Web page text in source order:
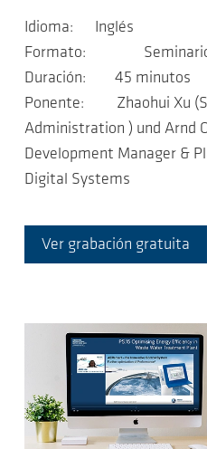
Idioma: Inglés
Formato: Seminario
Duración: 45 minutos
Ponente: Zhaohui Xu
Administration ) und Arnd
Development Manager &
Digital Systems
Ver grabación gratuita